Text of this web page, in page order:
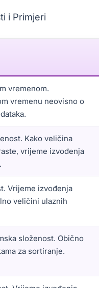
i Primjeri
vremenom.
vremenu neovisno o
Kako veličina
vrijeme izvođenja
Vrijeme izvođenja
veličini ulaznih
složenost. Obično
za sortiranje.